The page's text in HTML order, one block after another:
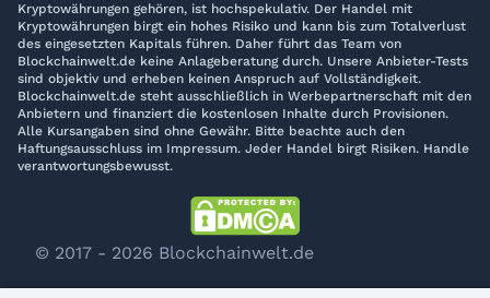
Kryptowährungen gehören, ist hochspekulativ. Der Handel mit
Kryptowährungen birgt ein hohes Risiko und kann bis zum Totalverlust
des eingesetzten Kapitals führen. Daher führt das Team von
Blockchainwelt.de keine Anlageberatung durch. Unsere Anbieter-Tests
sind objektiv und erheben keinen Anspruch auf Vollständigkeit.
Blockchainwelt.de steht ausschließlich in Werbepartnerschaft mit den
Anbietern und finanziert die kostenlosen Inhalte durch Provisionen.
Alle Kursangaben sind ohne Gewähr. Bitte beachte auch den
Haftungsausschluss im Impressum. Jeder Handel birgt Risiken. Handle
verantwortungsbewusst.
© 2017 - 2026 Blockchainwelt.de